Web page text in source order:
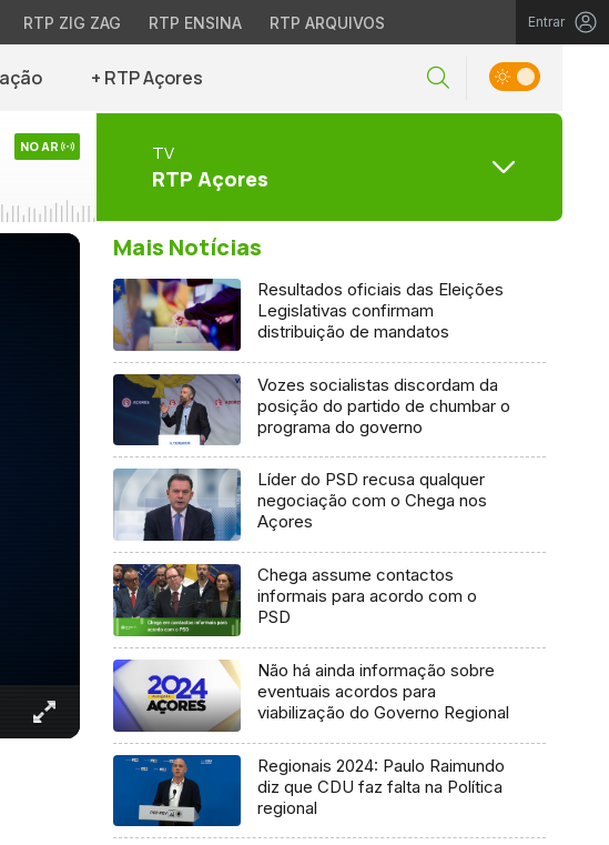
RTP ZIG ZAG RTP ENSINA RTP ARQUIVOS Entrar
+ RTP Açores
NO AR TV
RTP Açores
Mais Notícias
Resultados oficiais das Eleições
Legislativas confirmam
distribuição de mandatos
Vozes socialistas discordam da
posição do partido de chumbar o
programa do governo
Líder do PSD recusa qualquer
negociação com o Chega nos
Açores
Chega assume contactos
informais para acordo com o
PSD
Não há ainda informação sobre
eventuais acordos para
viabilização do Governo Regional
Regionais 2024: Paulo Raimundo
diz que CDU faz falta na Política
regional